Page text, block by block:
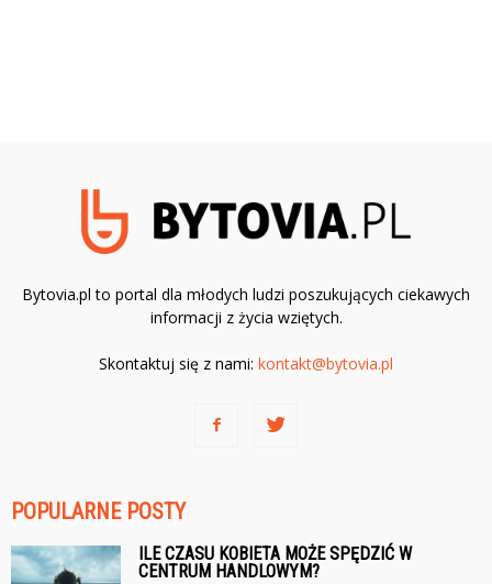
Bytovia.pl to portal dla młodych ludzi poszukujących ciekawych
informacji z życia wziętych.
Skontaktuj się z nami: kontakt@bytovia.pl
POPULARNE POSTY
ILE CZASU KOBIETA MOŻE SPĘDZIĆ W
CENTRUM HANDLOWYM?